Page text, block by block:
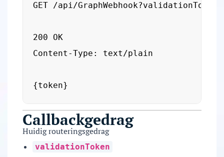
GET /api/
200 OK
Content-Type: text/plain
{token}
Callbackgedrag
Huidig routeringsgedrag
validationToken